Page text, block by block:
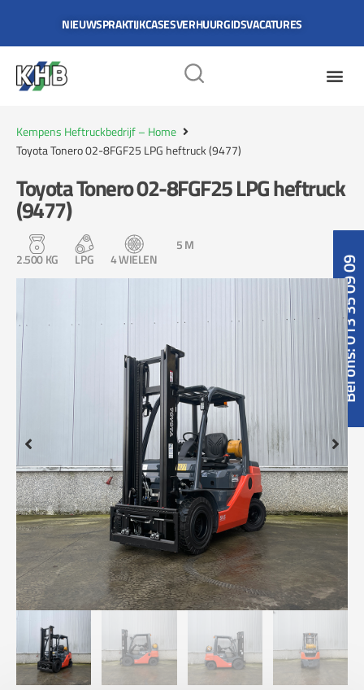
Bel ons: 013 35 09 09
NIEUWSPRAKTIJKCASESVERHUURGIDSVACATURES
Kempens Heftruckbedrijf – Home
Toyota Tonero 02-8FGF25 LPG heftruck (9477)
Toyota Tonero 02-8FGF25 LPG heftruck
(9477)
2.500 KG LPG 4 WIELEN
5 M